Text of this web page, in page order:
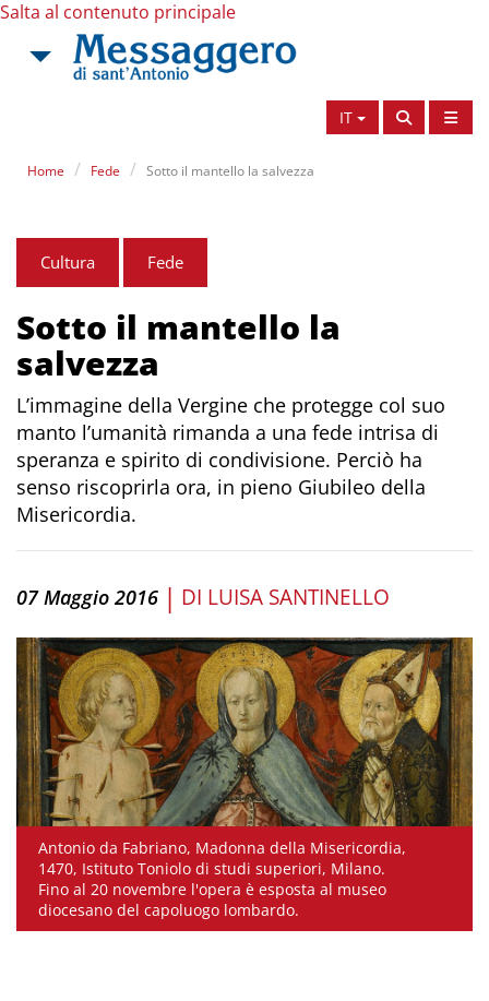
Salta al contenuto principale
IT
Home Fede Sotto il mantello la salvezza
Cultura Fede
Sotto il mantello la
salvezza
L’immagine della Vergine che protegge col suo
manto l’umanità rimanda a una fede intrisa di
speranza e spirito di condivisione. Perciò ha
senso riscoprirla ora, in pieno Giubileo della
Misericordia.
07 Maggio 2016 | DI LUISA SANTINELLO
Antonio da Fabriano, Madonna della Misericordia,
1470, Istituto Toniolo di studi superiori, Milano.
Fino al 20 novembre l'opera è esposta al museo
diocesano del capoluogo lombardo.